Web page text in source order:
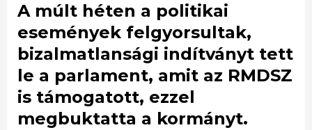
A múlt héten a politikai
események felgyorsultak,
bizalmatlansági indítványt tett
le a parlament, amit az RMDSZ
is támogatott, ezzel
megbuktatta a kormányt.